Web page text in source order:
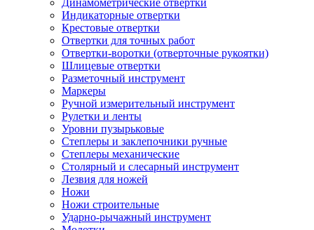
Динамометрические отвертки
Индикаторные отвертки
Крестовые отвертки
Отвертки для точных работ
Отвертки-воротки (отверточные рукоятки)
Шлицевые отвертки
Разметочный инструмент
Маркеры
Ручной измерительный инструмент
Рулетки и ленты
Уровни пузырьковые
Степлеры и заклепочники ручные
Степлеры механические
Столярный и слесарный инструмент
Лезвия для ножей
Ножи
Ножи строительные
Ударно-рычажный инструмент